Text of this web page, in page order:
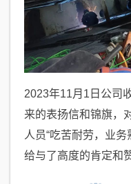
2023年11月1日公司
来的表扬信和锦旗，
人员“吃苦耐劳，业
给与了高度的肯定和